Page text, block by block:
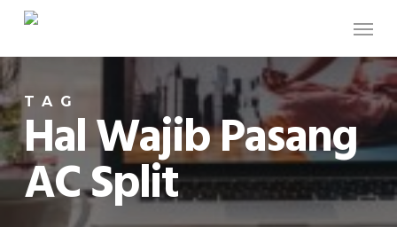
Skip
main
content
Menu
TAG
Hal Wajib Pasang
AC Split